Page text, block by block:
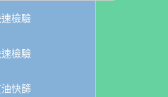
檢驗
檢驗
快篩